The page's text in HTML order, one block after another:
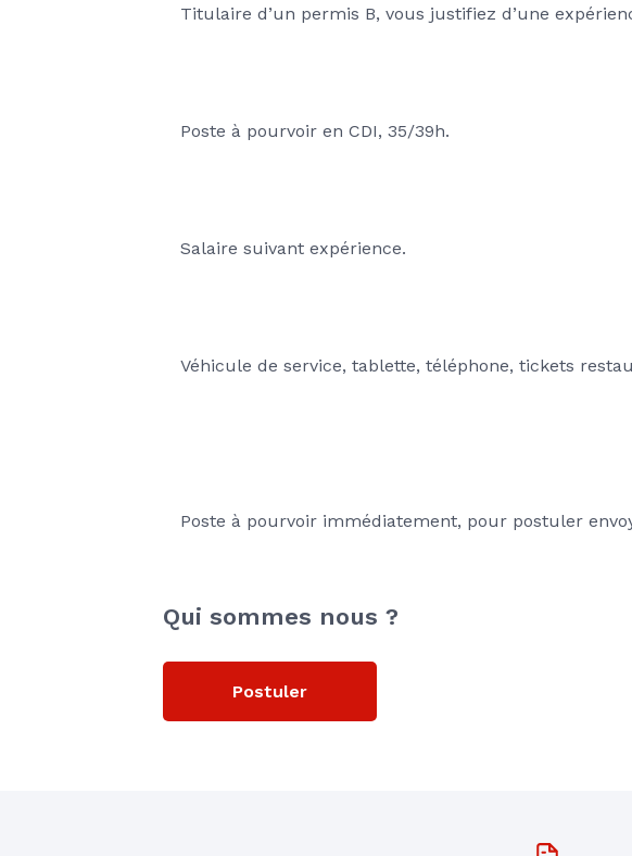
Titulaire d’un permis B, vous justifiez d’une
Poste à pourvoir en CDI, 35/39h.
Salaire suivant expérience.
Véhicule de service, tablette, téléphone, tickets
Poste à pourvoir immédiatement, pour postuler
Qui sommes nous ?
Postuler